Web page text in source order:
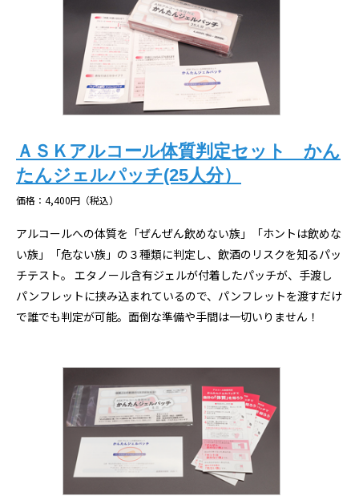
ＡＳＫアルコール体質判定セット かん
たんジェルパッチ(25人分）
価格：4,400円（税込）
アルコールへの体質を「ぜんぜん飲めない族」「ホントは飲めな
い族」「危ない族」の３種類に判定し、飲酒のリスクを知るパッ
チテスト。 エタノール含有ジェルが付着したパッチが、手渡し
パンフレットに挟み込まれているので、パンフレットを渡すだけ
で誰でも判定が可能。面倒な準備や手間は一切いりません！